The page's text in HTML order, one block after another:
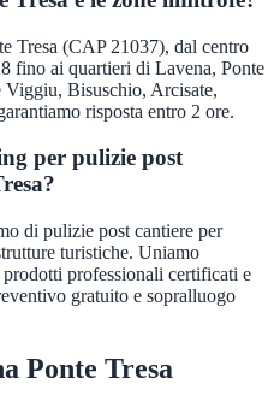
Tresa (CAP 21037), dal centro
fino ai quartieri di Lavena, Ponte
Bisuschio, Arcisate,
risposta entro 2 ore.
per pulizie post
di pulizie post cantiere per
turistiche. Uniamo
professionali certificati e
gratuito e sopralluogo
Ponte Tresa